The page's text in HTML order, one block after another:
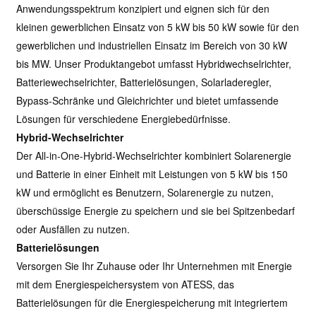
Anwendungsspektrum konzipiert und eignen sich für den
kleinen gewerblichen Einsatz von 5 kW bis 50 kW sowie für den
gewerblichen und industriellen Einsatz im Bereich von 30 kW
bis MW. Unser Produktangebot umfasst Hybridwechselrichter,
Batteriewechselrichter, Batterielösungen, Solarladeregler,
Bypass-Schränke und Gleichrichter und bietet umfassende
Lösungen für verschiedene Energiebedürfnisse.
Hybrid-Wechselrichter
Der All-in-One-Hybrid-Wechselrichter kombiniert Solarenergie
und Batterie in einer Einheit mit Leistungen von 5 kW bis 150
kW und ermöglicht es Benutzern, Solarenergie zu nutzen,
überschüssige Energie zu speichern und sie bei Spitzenbedarf
oder Ausfällen zu nutzen.
Batterielösungen
Versorgen Sie Ihr Zuhause oder Ihr Unternehmen mit Energie
mit dem Energiespeichersystem von ATESS, das
Batterielösungen für die Energiespeicherung mit integriertem